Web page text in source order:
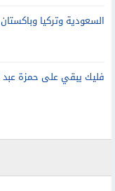
السعودية وتركيا
فليك يبقي على حمزة عبد